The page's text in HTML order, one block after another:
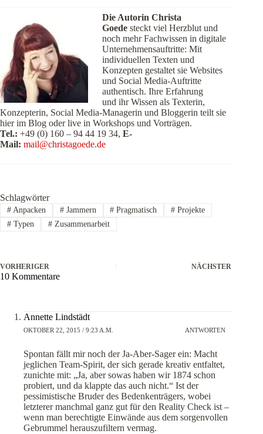
Die Autorin Christa
Goede steckt viel Herzblut und
noch mehr Fachwissen in digitale
Unternehmensauftritte: Mit
individuellen Texten und
Konzepten gestaltet sie Websites
und Social Media-Auftritte
authentisch. Ihre Erfahrung
und ihr Wissen als Texterin,
Konzepterin, Social Media-Managerin und Bloggerin teilt sie
hier im Blog oder live in Workshops und Vorträgen.
Tel.: +49 (0) 160 – 94 44 19 34, E-
Mail: mail@christagoede.de
Schlagwörter
#Anpacken #Jammern # Pragmatisch # Projekte
#Typen #Zusammenarbeit
VORHERIGER NÄCHSTER
10 Kommentare
Annette Lindstädt
OKTOBER 22, 2015 / 9:23 A.M. ANTWORTEN
Spontan fällt mir noch der Ja-Aber-Sager ein: Macht
jeglichen Team-Spirit, der sich gerade kreativ entfaltet,
zunichte mit: „Ja, aber sowas haben wir 1874 schon
probiert, und da klappte das auch nicht.“ Ist der
pessimistische Bruder des Bedenkenträgers, wobei
letzterer manchmal ganz gut für den Reality Check ist –
wenn man berechtigte Einwände aus dem sorgenvollen
Gebrummel herauszufiltern vermag.